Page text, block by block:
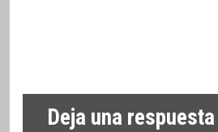
Deja una respuesta